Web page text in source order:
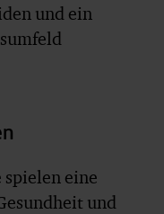
und ein
eine
und